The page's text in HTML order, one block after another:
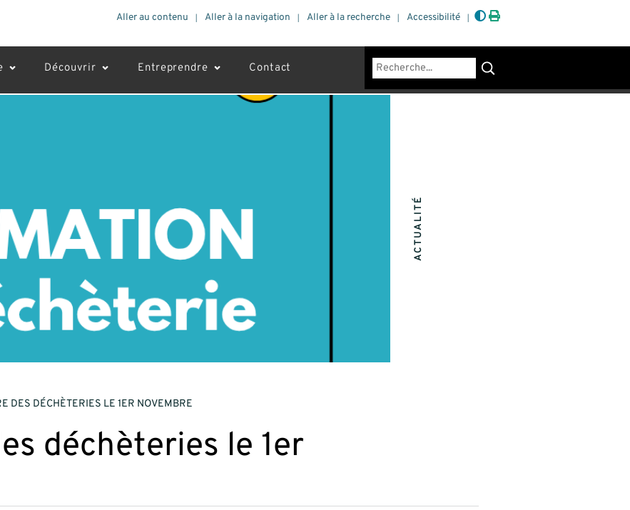
Aller au contenu Aller à la navigation Aller à la recherche Accessibilité
Découvrir Entreprendre Contact Rechercher
ACTUALITÉ
DES DÉCHÈTERIES LE 1ER NOVEMBRE
déchèteries le 1er